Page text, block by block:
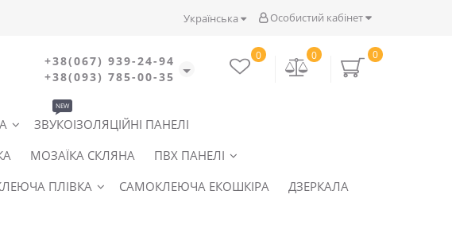
Особистий кабінет
Українська
+38(067) 939-24-94
+38(093) 785-00-35
0
0
0
ЗВУКОІЗОЛЯЦІЙНІ ПАНЕЛІ
NEW
МОЗАЇКА СКЛЯНА
ПВХ ПАНЕЛІ
ПЛІВКА САМОКЛЕЮЧА ЕКОШКІРА ДЗЕРКАЛА